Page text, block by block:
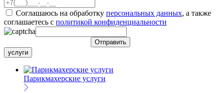
Соглашаюсь на обработку персональных данных, а также
соглашаетесь c политикой конфиденциальности
услуги
Парикмахерские услуги